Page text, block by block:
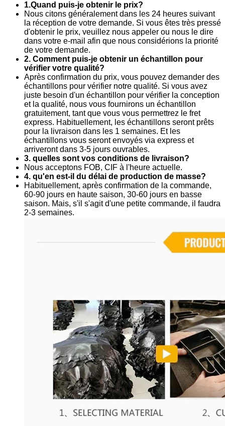
1.Quand puis-je obtenir le prix?
Nous citons généralement dans les 24 heures suivant
la réception de votre demande. Si vous êtes très pressé
d'obtenir le prix, veuillez nous appeler ou nous le dire
dans votre e-mail afin que nous considérions la priorité
de votre demande.
2. Comment puis-je obtenir un échantillon pour
vérifier votre qualité?
Après confirmation du prix, vous pouvez demander des
échantillons pour vérifier notre qualité. Si vous avez
juste besoin d'un échantillon pour vérifier la conception
et la qualité, nous vous fournirons un échantillon
gratuitement, tant que vous vous permettrez le fret
express. Habituellement, les échantillons seront prêts
pour la livraison dans les 1 semaines. Et les
échantillons vous seront envoyés via express et
arriveront dans 3-5 jours ouvrables.
3. quelles sont vos conditions de livraison?
Nous acceptons FOB, CIF à l'heure actuelle.
4. qu'en est-il du délai de production de masse?
Habituellement, après confirmation de la commande,
60-90 jours en haute saison, 30-60 jours en basse
saison. Mais, s'il s'agit d'une petite commande, il faudra
2-3 semaines.